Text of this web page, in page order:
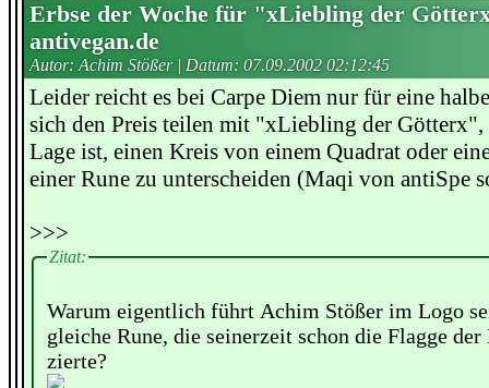
Erbse der Woche für "xLiebling der
antivegan.de
Autor: Achim Stößer | Datum: 07.09.2002 02:12:45
Leider reicht es bei Carpe Diem nur für eine
sich den Preis teilen mit "xLiebling der
Lage ist, einen Kreis von einem Quadrat oder
einer Rune zu unterscheiden (Maqi von antiSpe
>>>
Zitat:
Warum eigentlich führt Achim Stößer im Logo
gleiche Rune, die seinerzeit schon die Flagge
zierte?